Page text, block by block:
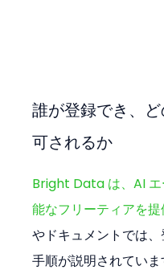
誰が登録でき、
可されるか
Bright Data は、AI
能なフリーティアを
やドキュメントでは
手順が説明されてい